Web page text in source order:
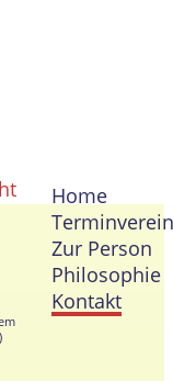
Home
Zur Person
Philosophie
Kontakt